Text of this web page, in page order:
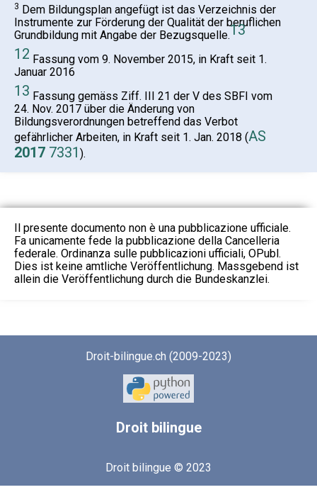
3 Dem Bildungsplan angefügt ist das Verzeichnis der
Instrumente zur Förderung der Qualität der beruflichen
Grundbildung mit Angabe der Bezugsquelle.13
12 Fassung vom 9. November 2015, in Kraft seit 1.
Januar 2016
13 Fassung gemäss Ziff. III 21 der V des SBFI vom
24. Nov. 2017 über die Änderung von
Bildungsverordnungen betreffend das Verbot
gefährlicher Arbeiten, in Kraft seit 1. Jan. 2018 (AS
2017 7331 ).
Il presente documento non è una pubblicazione ufficiale.
Fa unicamente fede la pubblicazione della Cancelleria
federale. Ordinanza sulle pubblicazioni ufficiali, OPubl.
Dies ist keine amtliche Veröffentlichung. Massgebend ist
allein die Veröffentlichung durch die Bundeskanzlei.
Droit-bilingue.ch (2009-2023)
Droitbilingue
Droit bilingue © 2023